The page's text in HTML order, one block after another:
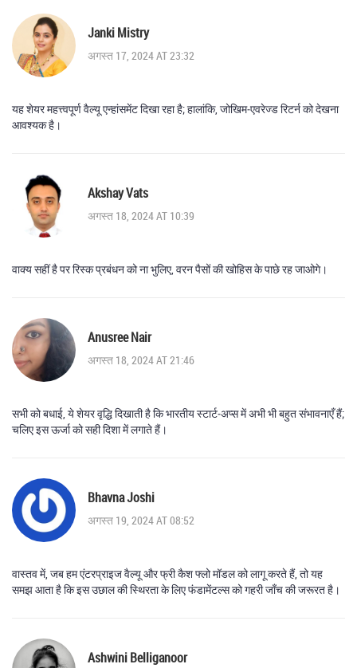
Janki Mistry
अगस्त 17, 2024 AT 23:32
यह शेयर महत्त्वपूर्ण वैल्यू एन्हांसमेंट दिखा रहा है; हालांकि, जोखिम‑एवरेज्ड रिटर्न को देखना
आवश्यक है।
Akshay Vats
अगस्त 18, 2024 AT 10:39
वाक्य सहीं है पर रिस्क प्रबंधन को ना भुलिए, वरन पैसों की खोहिस के पाछे रह जाओगे।
Anusree Nair
अगस्त 18, 2024 AT 21:46
सभी को बधाई, ये शेयर वृद्धि दिखाती है कि भारतीय स्टार्ट‑अप्स में अभी भी बहुत संभावनाएँ हैं;
चलिए इस ऊर्जा को सही दिशा में लगाते हैं।
Bhavna Joshi
अगस्त 19, 2024 AT 08:52
वास्तव में, जब हम एंटरप्राइज वैल्यू और फ्री कैश फ्लो मॉडल को लागू करते हैं, तो यह
समझ आता है कि इस उछाल की स्थिरता के लिए फंडामेंटल्स को गहरी जाँच की जरूरत है।
Ashwini Belliganoor